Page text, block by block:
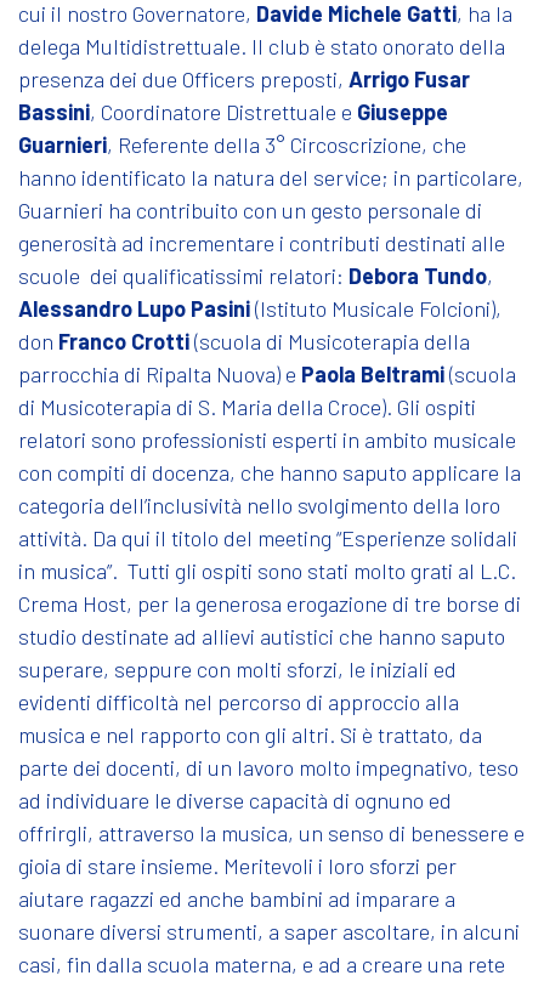
cui il nostro Governatore, Davide Michele Gatti, ha la
delega Multidistrettuale. Il club è stato onorato della
presenza dei due Officers preposti, Arrigo Fusar
Bassini, Coordinatore Distrettuale e Giuseppe
Guarnieri, Referente della 3° Circoscrizione, che
hanno identificato la natura del service; in particolare,
Guarnieri ha contribuito con un gesto personale di
generosità ad incrementare i contributi destinati alle
scuole dei qualificatissimi relatori: Debora Tundo,
Alessandro Lupo Pasini(Istituto Musicale Folcioni),
don Franco Crotti(scuola di Musicoterapia della
parrocchia di Ripalta Nuova) e Paola Beltrami(scuola
di Musicoterapia di S. Maria della Croce). Gli ospiti
relatori sono professionisti esperti in ambito musicale
con compiti di docenza, che hanno saputo applicare la
categoria dell’inclusività nello svolgimento della loro
attività. Da qui il titolo del meeting “Esperienze solidali
in musica”. Tutti gli ospiti sono stati molto grati al L.C.
Crema Host, per la generosa erogazione di tre borse di
studio destinate ad allievi autistici che hanno saputo
superare, seppure con molti sforzi, le iniziali ed
evidenti difficoltà nel percorso di approccio alla
musica e nel rapporto con gli altri. Si è trattato, da
parte dei docenti, di un lavoro molto impegnativo, teso
ad individuare le diverse capacità di ognuno ed
offrirgli, attraverso la musica, un senso di benessere e
gioia di stare insieme. Meritevoli i loro sforzi per
aiutare ragazzi ed anche bambini ad imparare a
suonare diversi strumenti, a saper ascoltare, in alcuni
casi, fin dalla scuola materna, e ad a creare una rete